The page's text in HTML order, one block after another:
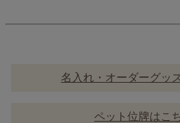
名入れ・オーダーグッ
ペット位牌はこ